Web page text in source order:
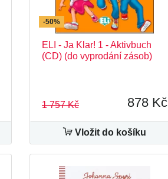
-50%
ELI - Ja Klar! 1 - Aktivbuch
(CD) (do vyprodání zásob)
1 757 Kč 878 Kč
Vložit do košíku